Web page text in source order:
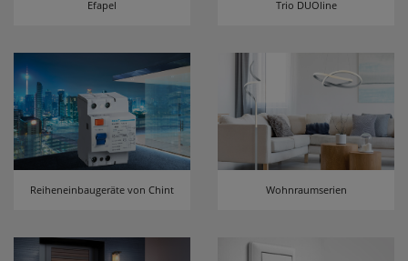
Efapel Trio DUOline
Reiheneinbaugeräte von Chint Wohnraumserien
erneutem Aufruf die entsprechende Auswahl
Google Maps
Konfiguration speichern
Alle Cookies akzeptieren